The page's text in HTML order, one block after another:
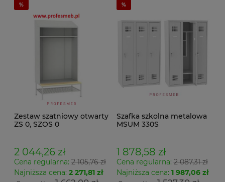
Zestaw szatniowy otwarty
ZS 0, SZOS 0
2 044,26 zł
Cena regularna: 2 105,76 zł
Najniższa cena: 2 271,81 zł
Szafka szkolna metalowa
MSUM 330S
1 878,58 zł
Cena regularna:2 087,31 zł
Najniższa cena: 1 987,06 zł